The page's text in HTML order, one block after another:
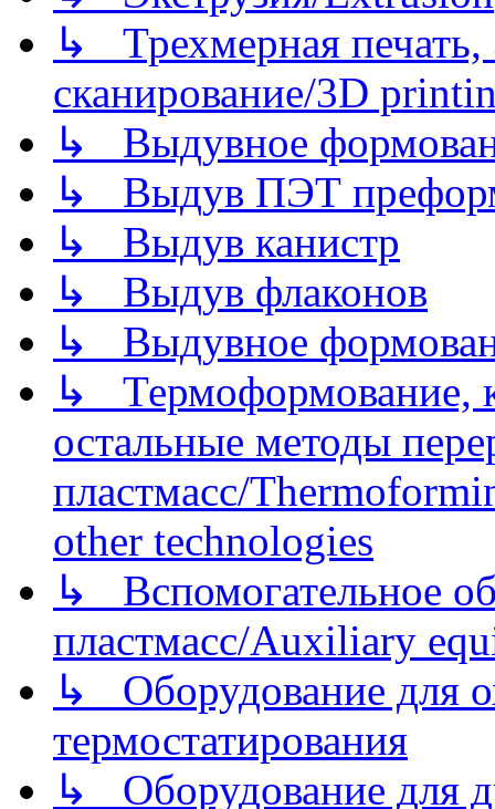
↳ Трехмерная
сканирование/3D
↳ Выдувное
↳ Выдув ПЭТ
↳ Выдув канистр
↳ Выдув флаконов
↳ Выдувное
↳ Термоформование,
остальные методы
пластмасс/
other technologies
↳ Вспомогательное
пластмасс/Auxiliary
↳ Оборудование для
термостатирования
↳ Оборудование для